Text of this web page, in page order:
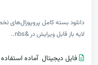
دانلود بسته کامل
لایه باز قابل ویرایش در &nbs..
فایل دیجیتال آماده استفاده